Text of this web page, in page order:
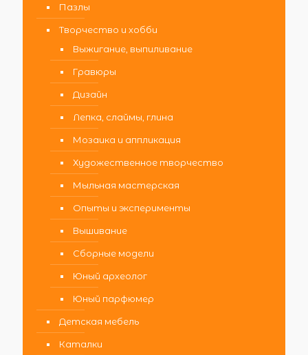
Пазлы
Творчество и хобби
Выжигание, выпиливание
Гравюры
Дизайн
Лепка, слаймы, глина
Мозаика и аппликация
Художественное творчество
Мыльная мастерская
Опыты и эксперименты
Вышивание
Сборные модели
Юный археолог
Юный парфюмер
Детская мебель
Каталки